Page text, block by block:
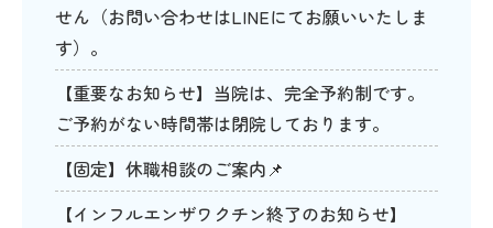
せん（お問い合わせはLINEにてお願いいたしま
す）。
【重要なお知らせ】当院は、完全予約制です。
ご予約がない時間帯は閉院しております。
【固定】休職相談のご案内📌
【インフルエンザワクチン終了のお知らせ】